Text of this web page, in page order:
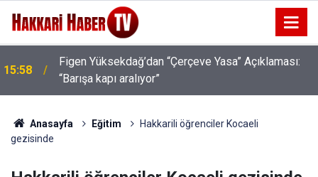
15:03
Rojin Kabaiş, Hiranur Aygar ve Kıvanç Uman’ın
Ailelerini Hedef Alan Şüphelilere Operasyon
Anasayfa Eğitim
Hakkarili öğrenciler Kocaeli
gezisinde